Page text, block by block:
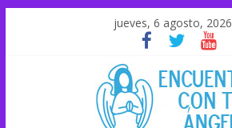
jueves, 6 agosto, 2026